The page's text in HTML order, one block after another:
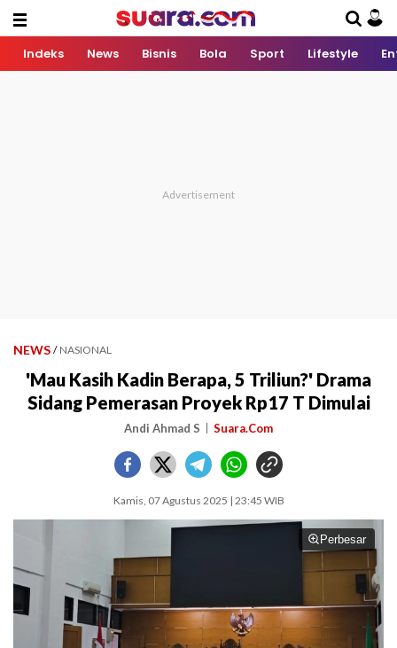
Indeks News Bisnis Bola Sport Lifestyle
NEWS / NASIONAL
'Mau Kasih Kadin Berapa, 5 Triliun?' Drama
Sidang Pemerasan Proyek Rp17 T Dimulai
Andi Ahmad S Suara.Com
Kamis, 07 Agustus 2025 | 23:45 WIB
Perbesar